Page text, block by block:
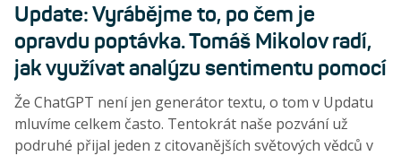
Update: Vyrábějme to, po čem je
opravdu poptávka. Tomáš Mikolov radí,
jak využívat analýzu sentimentu pomocí
AI.
Že ChatGPT není jen generátor textu, o tom v Updatu
mluvíme celkem často. Tentokrát naše pozvání už
podruhé přijal jeden z citovanějších světových vědců v